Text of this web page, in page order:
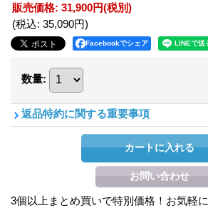
販売価格: 31,900円(税別)
(税込: 35,090円)
Facebookでシェア
数量:
返品特約に関する重要事項
3個以上まとめ買いで特別価格！お気軽